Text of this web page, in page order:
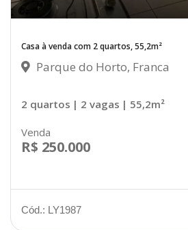
Casa à venda com 2 quartos, 55,2m²
Parque do Horto, Franca
2 quartos | 2 vagas | 55,2m²
Venda
R$ 250.000
Cód.: LY1987